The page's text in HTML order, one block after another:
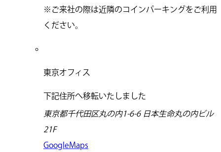
※ご来社の際は近隣のコインパーキングをご利用
ください。
東京オフィス
下記住所へ移転いたしました
東京都千代田区丸の内1-6-6 日本生命丸の内ビル
21F
GoogleMaps